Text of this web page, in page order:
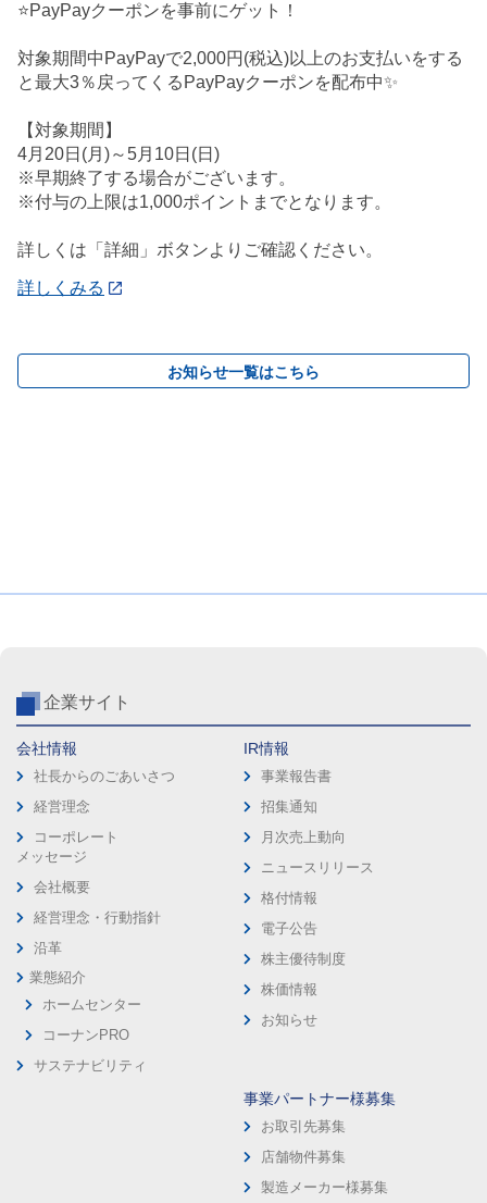
⭐PayPayクーポンを事前にゲット！
対象期間中PayPayで2,000円(税込)以上のお支払いをする
と最大3％戻ってくるPayPayクーポンを配布中✨
【対象期間】
4月20日(月)～5月10日(日)
※早期終了する場合がございます。
※付与の上限は1,000ポイントまでとなります。
詳しくは「詳細」ボタンよりご確認ください。
詳しくみる
お知らせ一覧はこちら
企業サイト
会社情報
社長からのごあいさつ
経営理念
コーポレート
メッセージ
会社概要
経営理念・行動指針
沿革
業態紹介
ホームセンター
コーナンPRO
サステナビリティ
IR情報
事業報告書
招集通知
月次売上動向
ニュースリリース
格付情報
電子公告
株主優待制度
株価情報
お知らせ
事業パートナー様募集
お取引先募集
店舗物件募集
製造メーカー様募集